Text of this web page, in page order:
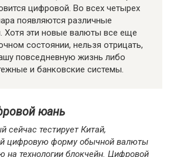
цифровой. Во всех четырех
появляются различные
эти новые валюты все еще
состоянии, нельзя отрицать,
повседневную жизнь либо
и банковские системы.
юань
сейчас тестирует Китай,
цифровую форму обычной валюты
на технологии блокчейн. Цифровой